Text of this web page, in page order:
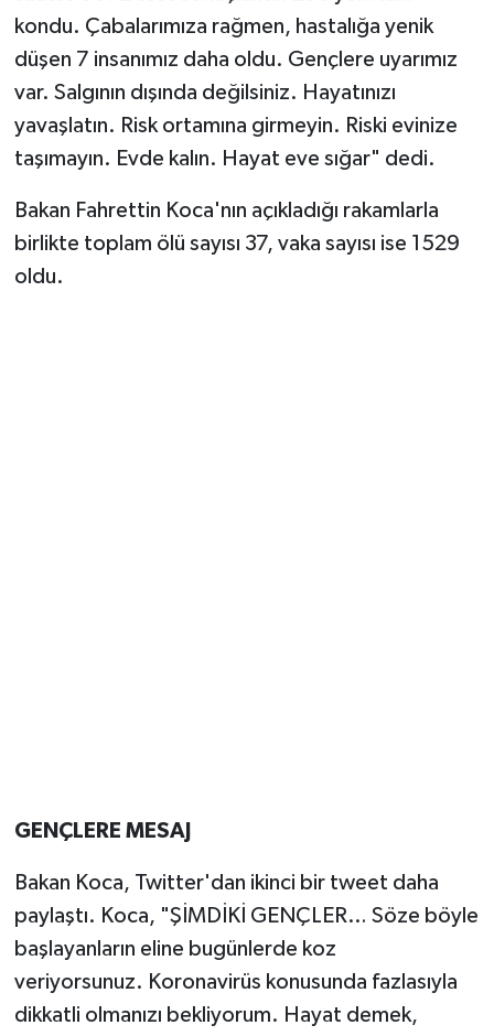
kondu. Çabalarımıza rağmen, hastalığa yenik
düşen 7 insanımız daha oldu. Gençlere uyarımız
var. Salgının dışında değilsiniz. Hayatınızı
yavaşlatın. Risk ortamına girmeyin. Riski evinize
taşımayın. Evde kalın. Hayat eve sığar" dedi.
Bakan Fahrettin Koca'nın açıkladığı rakamlarla
birlikte toplam ölü sayısı 37, vaka sayısı ise 1529
oldu.
GENÇLERE MESAJ
Bakan Koca, Twitter'dan ikinci bir tweet daha
paylaştı. Koca, "ŞİMDİKİ GENÇLER… Söze böyle
başlayanların eline bugünlerde koz
veriyorsunuz. Koronavirüs konusunda fazlasıyla
dikkatli olmanızı bekliyorum. Hayat demek,